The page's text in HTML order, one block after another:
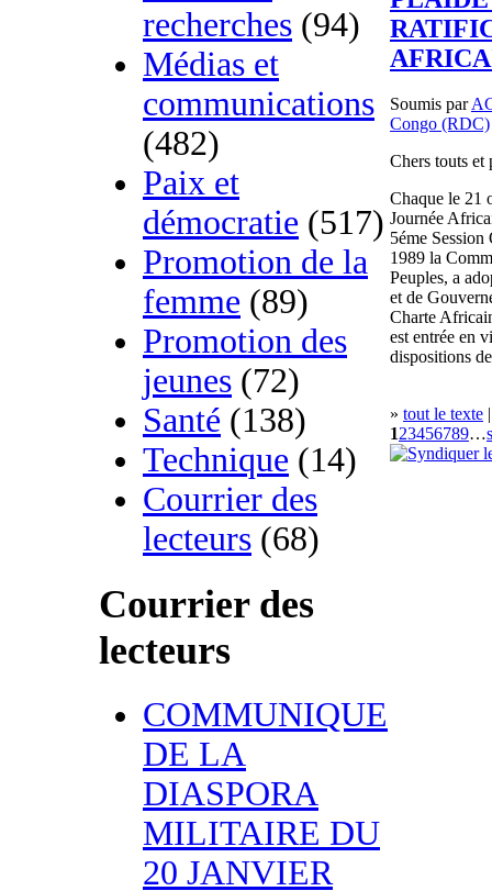
recherches (94)
Médias et
communications
(482)
Paix et
démocratie (517)
Promotion de la
femme (89)
Promotion des
jeunes (72)
Santé (138)
Technique (14)
Courrier des
lecteurs (68)
Courrier des
lecteurs
COMMUNIQUE
DE LA
DIASPORA
MILITAIRE DU
20 JANVIER
Soumis par
Congo (RDC)
Chers touts et
Chaque le 21
Journée
5éme
1989 la
Peuples, a
et de
Charte
est entrée en
dispositions
» tout le texte
123456789…